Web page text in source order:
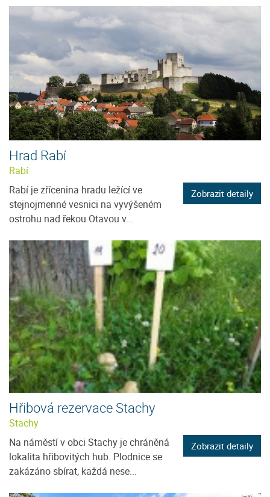
Hrad Rabí
Rabí
Rabí je zřícenina hradu ležící ve
stejnojmenné vesnici na vyvýšeném
ostrohu nad řekou Otavou v...
Zobrazit detaily
Hřibová rezervace Stachy
Stachy
Na náměstí v obci Stachy je chráněná
lokalita hřibovitých hub. Plodnice se
zakázáno sbírat, každá nese...
Zobrazit detaily